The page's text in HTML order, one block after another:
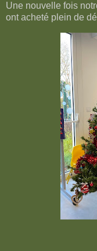
Une nouvelle fois
ont acheté plein de